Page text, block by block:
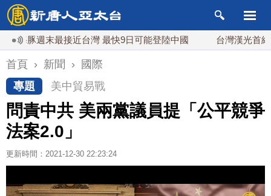
週末最接近台灣 最快9日可能登陸中國 台灣漢光首結合城
首頁 › 新聞 ›
國際
專題
美中貿易戰
問責中共 美兩黨議員提「公平競爭
法案2.0」
更新時間：2021-12-30 22:23:24